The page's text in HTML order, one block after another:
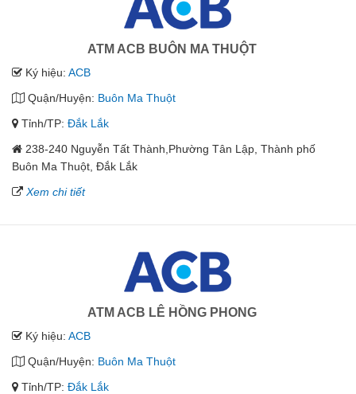
ATM ACB BUÔN MA THUỘT
Ký hiệu: ACB
Quận/Huyện: Buôn Ma Thuột
Tỉnh/TP: Đắk Lắk
238-240 Nguyễn Tất Thành,Phường Tân Lập, Thành phố
Buôn Ma Thuột, Đắk Lắk
Xem chi tiết
ATM ACB LÊ HỒNG PHONG
Ký hiệu: ACB
Quận/Huyện: Buôn Ma Thuột
Tỉnh/TP: Đắk Lắk